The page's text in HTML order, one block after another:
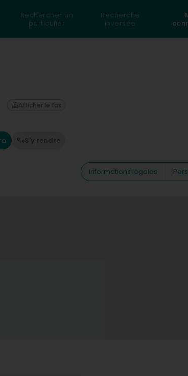
Rechercher un
particulier
Recherche
inversée
S'y rendre
Afficher le fax
Informations légales